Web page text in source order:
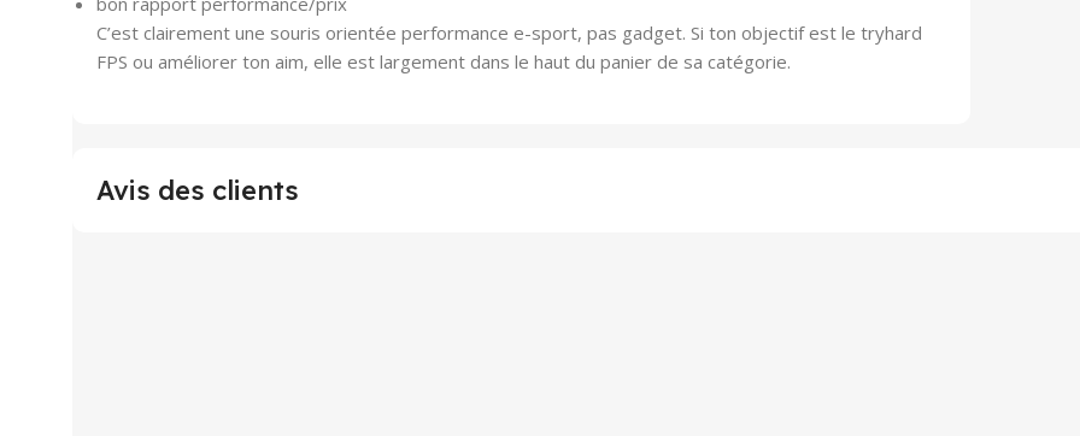
C’est clairement une souris orientée performance e-sport, pas gadget. Si ton objectif est le tryhard
FPS ou améliorer ton aim, elle est largement dans le haut du panier de sa catégorie.
Avis des clients